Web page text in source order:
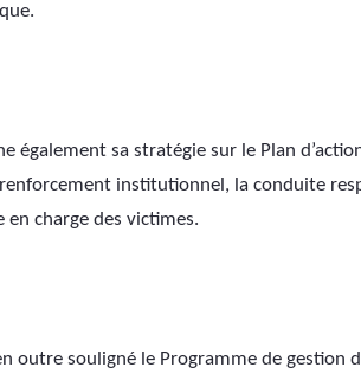
également sa stratégie sur le Plan
renforcement institutionnel, la conduite
en charge des victimes.
outre souligné le Programme de gestion